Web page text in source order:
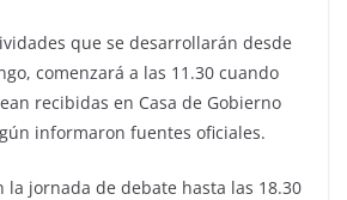
que se desarrollarán desde
comenzará a las 11.30 cuando
recibidas en Casa de Gobierno
informaron fuentes oficiales.
la jornada de debate hasta las 18.30